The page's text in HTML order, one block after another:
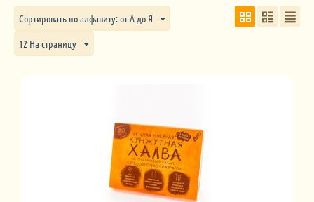
Сортировать по алфавиту: от А до Я
12 На страницу